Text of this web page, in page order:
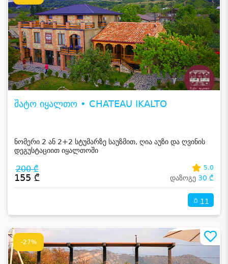
შატო იყალთო • CHATEAU IKALTO
ნომერი 2 ან 2+2 სტუმარზე საუზმით, ღია აუზი და ღვინის
დეგუსტაციით იყალთოში
200 ₾
155 ₾
5.0
დაზოგე 30 ₾
11
-27%